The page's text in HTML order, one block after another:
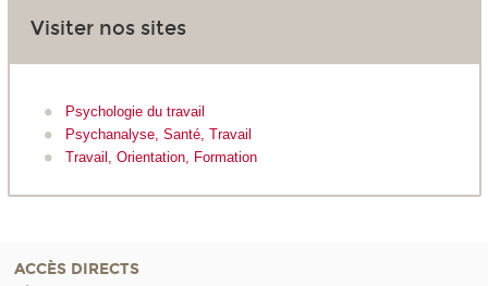
Visiter nos sites
Psychologie du travail
Psychanalyse, Santé, Travail
Travail, Orientation, Formation
ACCÈS DIRECTS